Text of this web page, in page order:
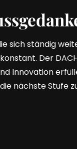
sich ständig
Der
Innovation
nächste Stufe